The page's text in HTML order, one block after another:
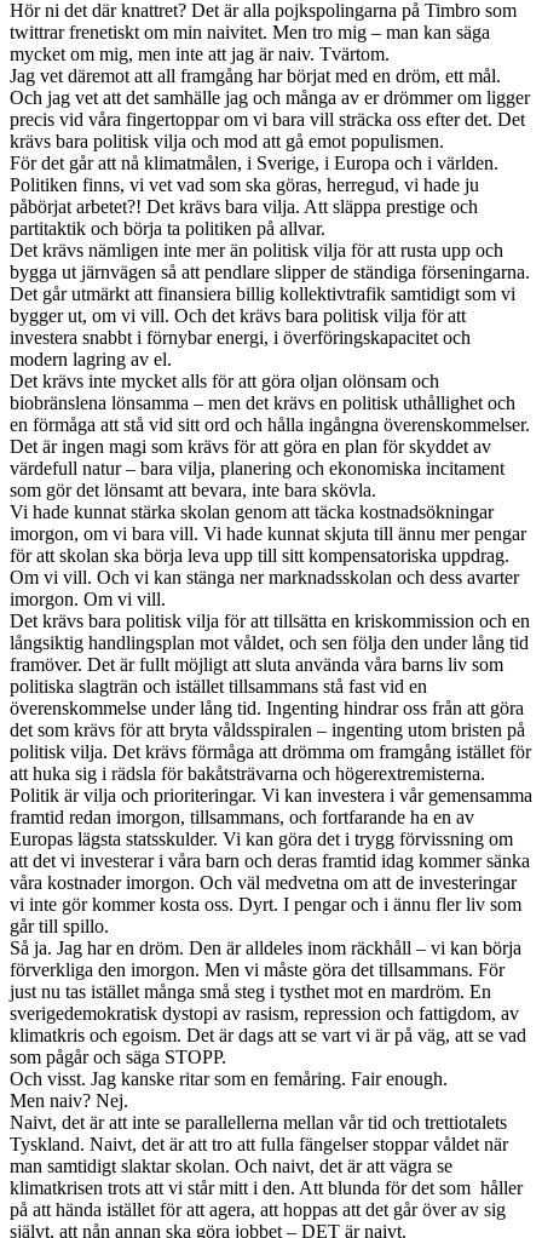
Hör ni det där knattret? Det är alla pojkspolingarna på Timbro som
twittrar frenetiskt om min naivitet. Men tro mig – man kan säga
mycket om mig, men inte att jag är naiv. Tvärtom.
Jag vet däremot att all framgång har börjat med en dröm, ett mål.
Och jag vet att det samhälle jag och många av er drömmer om ligger
precis vid våra fingertoppar om vi bara vill sträcka oss efter det. Det
krävs bara politisk vilja och mod att gå emot populismen.
För det går att nå klimatmålen, i Sverige, i Europa och i världen.
Politiken finns, vi vet vad som ska göras, herregud, vi hade ju
påbörjat arbetet?! Det krävs bara vilja. Att släppa prestige och
partitaktik och börja ta politiken på allvar.
Det krävs nämligen inte mer än politisk vilja för att rusta upp och
bygga ut järnvägen så att pendlare slipper de ständiga förseningarna.
Det går utmärkt att finansiera billig kollektivtrafik samtidigt som vi
bygger ut, om vi vill. Och det krävs bara politisk vilja för att
investera snabbt i förnybar energi, i överföringskapacitet och
modern lagring av el.
Det krävs inte mycket alls för att göra oljan olönsam och
biobränslena lönsamma – men det krävs en politisk uthållighet och
en förmåga att stå vid sitt ord och hålla ingångna överenskommelser.
Det är ingen magi som krävs för att göra en plan för skyddet av
värdefull natur – bara vilja, planering och ekonomiska incitament
som gör det lönsamt att bevara, inte bara skövla.
Vi hade kunnat stärka skolan genom att täcka kostnadsökningar
imorgon, om vi bara vill. Vi hade kunnat skjuta till ännu mer pengar
för att skolan ska börja leva upp till sitt kompensatoriska uppdrag.
Om vi vill. Och vi kan stänga ner marknadsskolan och dess avarter
imorgon. Om vi vill.
Det krävs bara politisk vilja för att tillsätta en kriskommission och en
långsiktig handlingsplan mot våldet, och sen följa den under lång tid
framöver. Det är fullt möjligt att sluta använda våra barns liv som
politiska slagträn och istället tillsammans stå fast vid en
överenskommelse under lång tid. Ingenting hindrar oss från att göra
det som krävs för att bryta våldsspiralen – ingenting utom bristen på
politisk vilja. Det krävs förmåga att drömma om framgång istället för
att huka sig i rädsla för bakåtsträvarna och högerextremisterna.
Politik är vilja och prioriteringar. Vi kan investera i vår gemensamma
framtid redan imorgon, tillsammans, och fortfarande ha en av
Europas lägsta statsskulder. Vi kan göra det i trygg förvissning om
att det vi investerar i våra barn och deras framtid idag kommer sänka
våra kostnader imorgon. Och väl medvetna om att de investeringar
vi inte gör kommer kosta oss. Dyrt. I pengar och i ännu fler liv som
går till spillo.
Så ja. Jag har en dröm. Den är alldeles inom räckhåll – vi kan börja
förverkliga den imorgon. Men vi måste göra det tillsammans. För
just nu tas istället många små steg i tysthet mot en mardröm. En
sverigedemokratisk dystopi av rasism, repression och fattigdom, av
klimatkris och egoism. Det är dags att se vart vi är på väg, att se vad
som pågår och säga STOPP.
Och visst. Jag kanske ritar som en femåring. Fair enough.
Men naiv? Nej.
Naivt, det är att inte se parallellerna mellan vår tid och trettiotalets
Tyskland. Naivt, det är att tro att fulla fängelser stoppar våldet när
man samtidigt slaktar skolan. Och naivt, det är att vägra se
klimatkrisen trots att vi står mitt i den. Att blunda för det som håller
på att hända istället för att agera, att hoppas att det går över av sig
självt, att nån annan ska göra jobbet – DET är naivt.